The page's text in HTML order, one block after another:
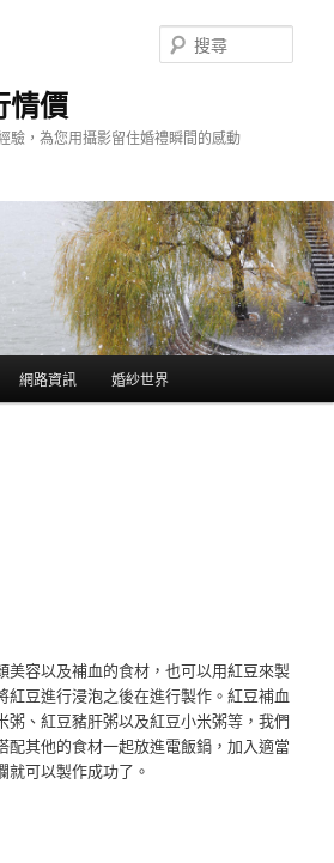
情價
驗，為您用攝影留住婚禮瞬間的感動
尋
網路資訊 婚紗世界
美容以及補血的食材，也可以用紅豆來製
紅豆進行浸泡之後在進行製作。紅豆補血
粥、紅豆豬肝粥以及紅豆小米粥等，我們
配其他的食材一起放進電飯鍋，加入適當
就可以製作成功了。